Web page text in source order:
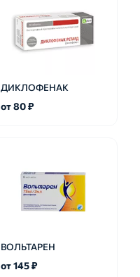
ДИКЛОФЕНАК
от 80 ₽
ВОЛЬТАРЕН
от 145 ₽